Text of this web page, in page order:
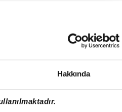
Hakkında